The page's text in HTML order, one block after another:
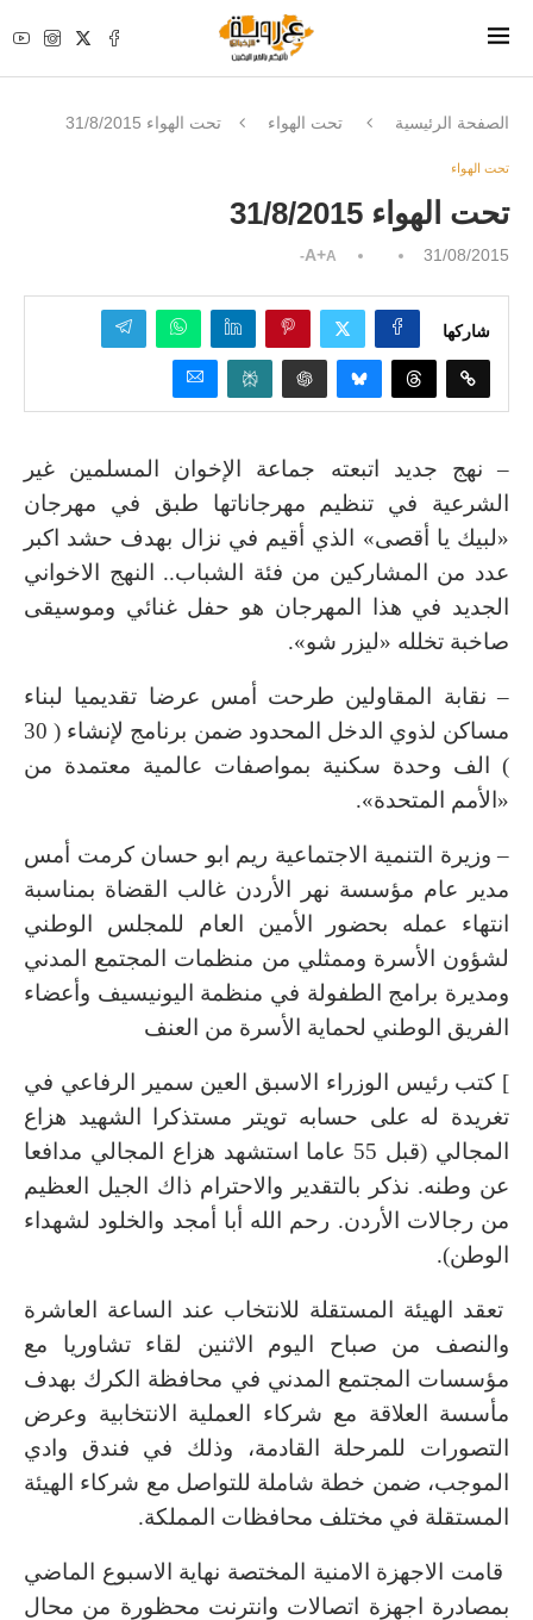
الصفحة الرئيسية تحت الهواء تحت الهواء 31/8/2015
تحت الهواء
تحت الهواء 31/8/2015
31/08/2015
A+A-
شاركها
– نهج جديد اتبعته جماعة الإخوان المسلمين غير
الشرعية في تنظيم مهرجاناتها طبق في مهرجان
«لبيك يا أقصى» الذي أقيم في نزال بهدف حشد اكبر
عدد من المشاركين من فئة الشباب.. النهج الاخواني
الجديد في هذا المهرجان هو حفل غنائي وموسيقى
صاخبة تخلله «ليزر شو».
– نقابة المقاولين طرحت أمس عرضا تقديميا لبناء
مساكن لذوي الدخل المحدود ضمن برنامج لإنشاء ( 30
) الف وحدة سكنية بمواصفات عالمية معتمدة من
«الأمم المتحدة».
– وزيرة التنمية الاجتماعية ريم ابو حسان كرمت أمس
مدير عام مؤسسة نهر الأردن غالب القضاة بمناسبة
انتهاء عمله بحضور الأمين العام للمجلس الوطني
لشؤون الأسرة وممثلي من منظمات المجتمع المدني
ومديرة برامج الطفولة في منظمة اليونيسيف وأعضاء
الفريق الوطني لحماية الأسرة من العنف
] كتب رئيس الوزراء الاسبق العين سمير الرفاعي في
تغريدة له على حسابه تويتر مستذكرا الشهيد هزاع
المجالي (قبل 55 عاما استشهد هزاع المجالي مدافعا
عن وطنه. نذكر بالتقدير والاحترام ذاك الجيل العظيم
من رجالات الأردن. رحم الله أبا أمجد والخلود لشهداء
الوطن).
تعقد الهيئة المستقلة للانتخاب عند الساعة العاشرة
والنصف من صباح اليوم الاثنين لقاء تشاوريا مع
مؤسسات المجتمع المدني في محافظة الكرك بهدف
مأسسة العلاقة مع شركاء العملية الانتخابية وعرض
التصورات للمرحلة القادمة، وذلك في فندق وادي
الموجب، ضمن خطة شاملة للتواصل مع شركاء الهيئة
المستقلة في مختلف محافظات المملكة.
قامت الاجهزة الامنية المختصة نهاية الاسبوع الماضي
بمصادرة اجهزة اتصالات وانترنت محظورة من محال